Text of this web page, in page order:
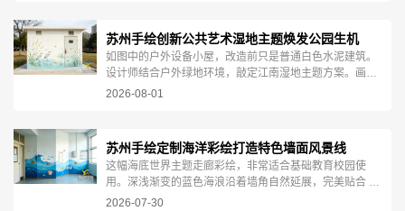
苏州手绘创新公共艺术湿地主题焕发公园生机
如图中的户外设备小屋，改造前只是普通白色水泥建筑。
设计师结合户外绿地环境，敲定江南湿地主题方案。画师
纯手工现场绘制，层层晕染水色，勾勒芦苇枝叶，生动描
2026-08-01
苏州手绘定制海洋彩绘打造特色墙面风景线
这幅海底世界主题走廊彩绘，非常适合基础教育校园使
用。深浅渐变的蓝色海浪沿着墙角自然延展，完美贴合 L
型转角墙体，灵动浪花、泡泡铺满墙面。热带鱼群自在穿
2026-07-30